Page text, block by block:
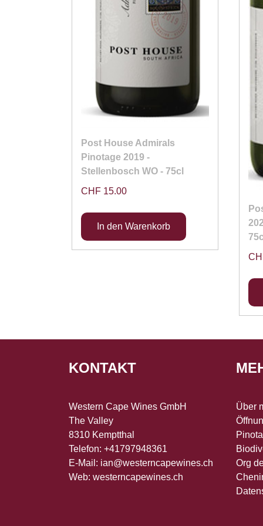
Post House Admirals
Pinotage 2019 -
Stellenbosch WO - 75cl
CHF 15.00
KONTAKT
Western Cape Wines GmbH
The Valley
8310 Kemptthal
Telefon: +41797948361
E-Mail: ian@westerncapewines.ch
Web: westerncapewines.ch
Über
Org